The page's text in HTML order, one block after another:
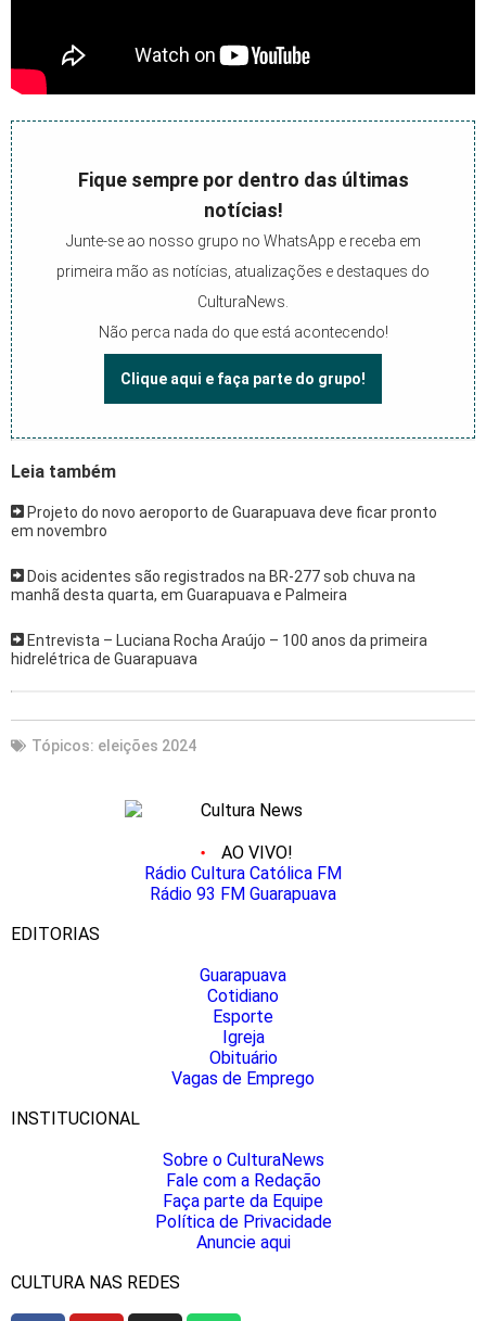
Fique sempre por dentro das últimas
notícias!
Junte-se ao nosso grupo no WhatsApp e receba em
primeira mão as notícias, atualizações e destaques do
CulturaNews.
Não perca nada do que está acontecendo!
Clique aqui e faça parte do grupo!
Leia também
Projeto do novo aeroporto de Guarapuava deve ficar pronto
em novembro
Dois acidentes são registrados na BR-277 sob chuva na
manhã desta quarta, em Guarapuava e Palmeira
Entrevista – Luciana Rocha Araújo – 100 anos da primeira
hidrelétrica de Guarapuava
Tópicos: eleições 2024
AO VIVO!
Rádio Cultura Católica FM
Rádio 93 FM Guarapuava
EDITORIAS
Guarapuava
Cotidiano
Esporte
Igreja
Obituário
Vagas de Emprego
INSTITUCIONAL
Sobre o CulturaNews
Fale com a Redação
Faça parte da Equipe
Política de Privacidade
Anuncie aqui
CULTURA NAS REDES